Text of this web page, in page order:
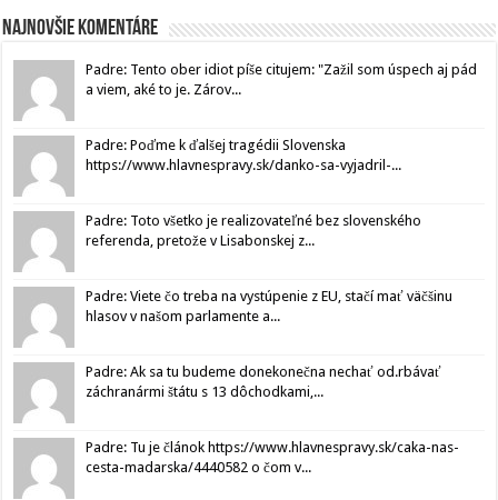
Najnovšie komentáre
Padre: Tento ober idiot píše citujem: "Zažil som úspech aj pád
a viem, aké to je. Zárov...
Padre: Poďme k ďalšej tragédii Slovenska
https://www.hlavnespravy.sk/danko-sa-vyjadril-...
Padre: Toto všetko je realizovateľné bez slovenského
referenda, pretože v Lisabonskej z...
Padre: Viete čo treba na vystúpenie z EU, stačí mať väčšinu
hlasov v našom parlamente a...
Padre: Ak sa tu budeme donekonečna nechať od.rbávať
záchranármi štátu s 13 dôchodkami,...
Padre: Tu je článok https://www.hlavnespravy.sk/caka-nas-
cesta-madarska/4440582 o čom v...